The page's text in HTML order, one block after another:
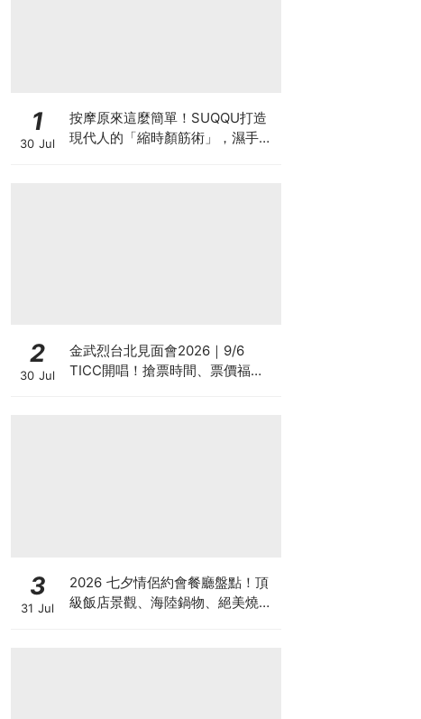
1
30 Jul
按摩原來這麼簡單！SUQQU打造
現代人的「縮時顏筋術」，濕手濕
2
30 Jul
金武烈台北見面會2026｜9/6
TICC開唱！搶票時間、票價福
3
31 Jul
2026 七夕情侶約會餐廳盤點！頂
級飯店景觀、海陸鍋物、絕美燒肉